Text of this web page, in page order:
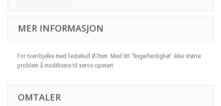
MER INFORMASJON
For tverrbjelke med festehull Ø7mm. Med litt 'fingerferdighet' ikke større
problem å modifisere til servo-operert
OMTALER